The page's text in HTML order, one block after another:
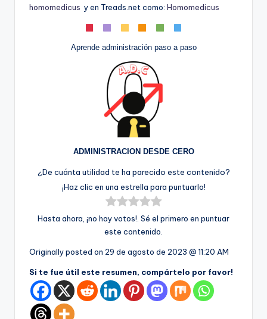
homomedicus y en Treads.net como: Homomedicus
Aprende administración paso a paso
ADMINISTRACION DESDE CERO
¿De cuánta utilidad te ha parecido este contenido?
¡Haz clic en una estrella para puntuarlo!
Hasta ahora, ¡no hay votos!. Sé el primero en puntuar
este contenido.
Originally posted on 29 de agosto de 2023 @ 11:20 AM
Si te fue útil este resumen, compártelo por favor!